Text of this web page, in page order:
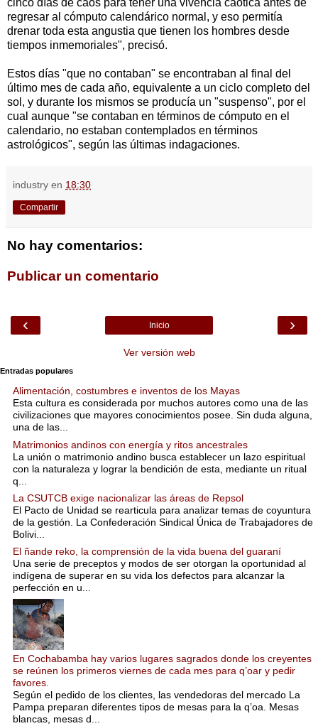
regresar al cómputo calendárico normal, y eso permitía
drenar toda esta angustia que tienen los hombres desde
tiempos inmemoriales", precisó.
Estos días "que no contaban" se encontraban al final del
último mes de cada año, equivalente a un ciclo completo del
sol, y durante los mismos se producía un "suspenso", por el
cual aunque "se contaban en términos de cómputo en el
calendario, no estaban contemplados en términos
astrológicos", según las últimas indagaciones.
industry en 18:30
Compartir
No hay comentarios:
Publicar un comentario
‹ ›
Inicio
Ver versión web
Entradas populares
Alimentación, costumbres e inventos de los Mayas
Esta cultura es considerada por muchos autores como una de las
civilizaciones que mayores conocimientos posee. Sin duda alguna,
una de las...
Matrimonios andinos con energía y ritos ancestrales
La unión o matrimonio andino busca establecer un lazo espiritual
con la naturaleza y lograr la bendición de esta, mediante un ritual
q...
La CSUTCB exige nacionalizar las áreas de Repsol
El Pacto de Unidad se rearticula para analizar temas de coyuntura
de la gestión. La Confederación Sindical Única de Trabajadores de
Bolivi...
El ñande reko, la comprensión de la vida buena del guaraní
Una serie de preceptos y modos de ser otorgan la oportunidad al
indígena de superar en su vida los defectos para alcanzar la
perfección en u...
En Cochabamba hay varios lugares sagrados donde los creyentes
se reúnen los primeros viernes de cada mes para q’oar y pedir
favores.
Según el pedido de los clientes, las vendedoras del mercado La
Pampa preparan diferentes tipos de mesas para la q’oa. Mesas
blancas, mesas d...